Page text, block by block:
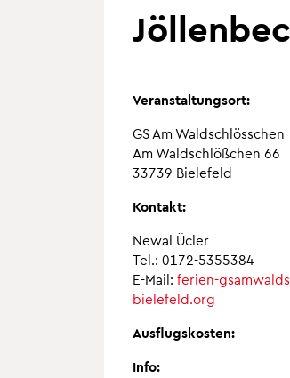
Veranstaltungsort:
GS Am Waldschlösschen
Am Waldschlößchen 66
33739 Bielefeld
Kontakt:
Newal Ücler
Tel.: 0172-5355384
E-Mail: ferien-
bielefeld.org
Ausflugskosten:
Info: